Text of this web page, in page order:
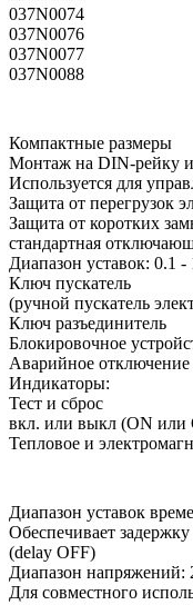
037N0074
037N0076
037N0077
037N0088
Компактные размеры
Монтаж на DIN-рейку
Используется для
Защита от перегрузок
Защита от коротких
стандартная
Диапазон уставок: 0.1 -
Ключ пускатель
(ручной пускатель
Ключ разъединитель
Блокировочное
Аварийное
Индикаторы:
Тест и сброс
вкл. или выкл (ON или
Тепловое и
Диапазон уставок
Обеспечивает
(delay OFF)
Диапазон напряжений:
Для совместного